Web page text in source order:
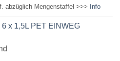
abzüglich Mengenstaffel >>> Info
x 1,5L PET EINWEG